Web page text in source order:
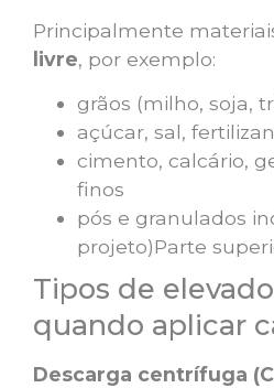
Principalmente
livre, por exemplo:
grãos (milho, soja,
açúcar, sal,
cimento, calcário,
finos
pós e granulados
projeto)Parte
Tipos de
quando aplicar
Descarga centrífuga